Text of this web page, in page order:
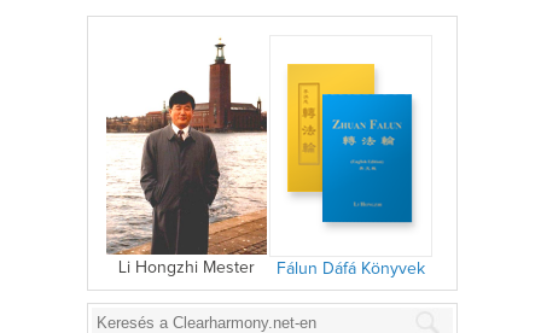
Li Hongzhi Mester Fálun Dáfá Könyvek